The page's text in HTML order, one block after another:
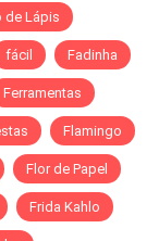
de Lápis
fácil Fadinha
Ferramentas
Flamingo
Flor de Papel
Frida Kahlo